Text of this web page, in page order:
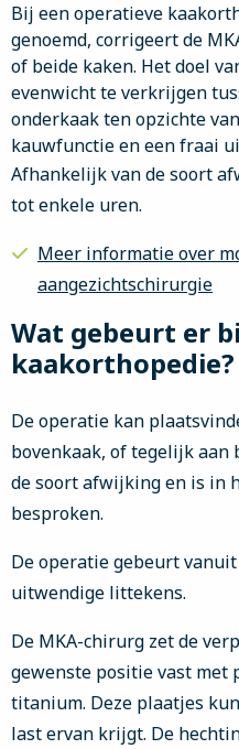
Bij een operatieve
genoemd, corrigeert de
of beide kaken. Het doel
evenwicht te verkrijgen
onderkaak ten opzichte
kauwfunctie en een fraai
Afhankelijk van de soort
tot enkele uren.
Meer informatie over
aangezichtschirurgie
Wat gebeurt er
kaakorthopedie?
De operatie kan
bovenkaak, of tegelijk aan
de soort afwijking en is in
besproken.
De operatie gebeurt vanuit
uitwendige littekens.
De MKA-chirurg zet de
gewenste positie vast met
titanium. Deze plaatjes
last ervan krijgt. De